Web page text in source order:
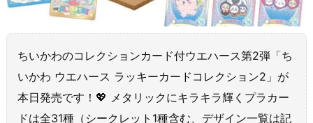
ちいかわのコレクションカード付ウエハース第2弾「ち
いかわ ウエハース ラッキーカードコレクション2」が
本日発売です！💖 メタリックにキラキラ輝くプラカー
ドは全31種（シークレット1種含む、デザイン一覧は記